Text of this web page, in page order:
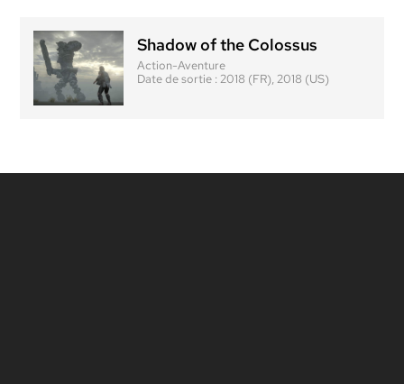
Shadow of the Colossus
Action-Aventure
Date de sortie :2018 (FR), 2018 (US)